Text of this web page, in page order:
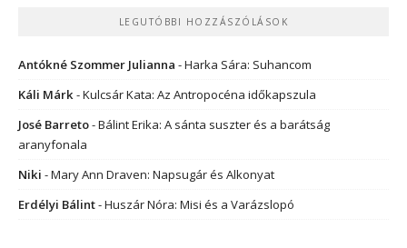
LEGUTÓBBI HOZZÁSZÓLÁSOK
Antókné Szommer Julianna -Harka Sára: Suhancom
Káli Márk-Kulcsár Kata: Az Antropocéna időkapszula
José Barreto-Bálint Erika: A sánta suszter és a barátság
aranyfonala
Niki -Mary Ann Draven: Napsugár és Alkonyat
Erdélyi Bálint-Huszár Nóra: Misi és a Varázslopó